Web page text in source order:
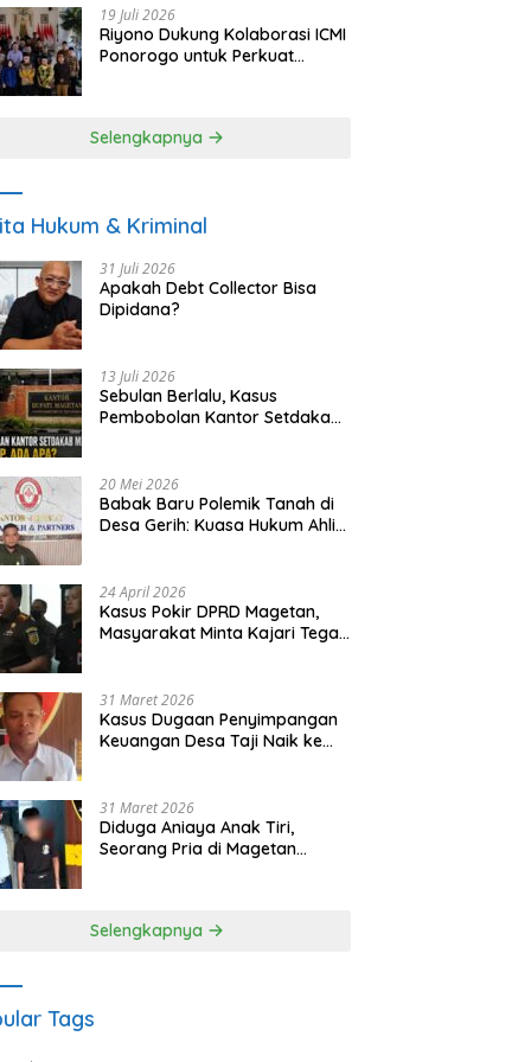
19 Juli 2026
Riyono Dukung Kolaborasi ICMI
Ponorogo untuk Perkuat
Selengkapnya
Hukum & Kriminal
31 Juli 2026
Apakah Debt Collector Bisa
Dipidana?
13 Juli 2026
Sebulan Berlalu, Kasus
Pembobolan Kantor Setdakab
20 Mei 2026
Babak Baru Polemik Tanah di
Desa Gerih: Kuasa Hukum Ahli
24 April 2026
Kasus Pokir DPRD Magetan,
Masyarakat Minta Kajari Tegak
31 Maret 2026
Kasus Dugaan Penyimpangan
Keuangan Desa Taji Naik ke
31 Maret 2026
Diduga Aniaya Anak Tiri,
Seorang Pria di Magetan
Selengkapnya
Tags